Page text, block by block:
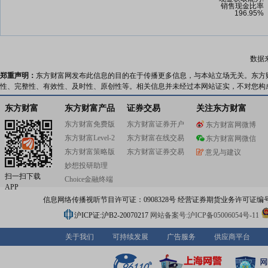
数据
郑重声明： 东方财富网发布此信息的目的在于传播更多信息，与本站立场无关。东
性、完整性、有效性、及时性、原创性等。相关信息并未经过本网站证实，不对您
东方财富
扫一扫下载
APP
东方财富产品
东方财富免费版
东方财富Level-2
东方财富策略版
妙想投研助理
Choice金融终端
证券交易
东方财富证券开户
东方财富在线交易
东方财富证券交易
关注东方财富
东方财富网微博
东方财富网微信
意见与建议
信息网络传播视听节目许可证：0908328号 经营证券期货业务许可证编
沪ICP证:沪B2-20070217 网站备案号:沪ICP备05006054号-11
关于我们 可持续发展 广告服务 供应商平台